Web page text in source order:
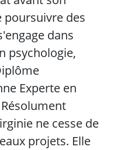
poursuivre des
dans
psychologie,
Experte en
ne cesse de
projets. Elle